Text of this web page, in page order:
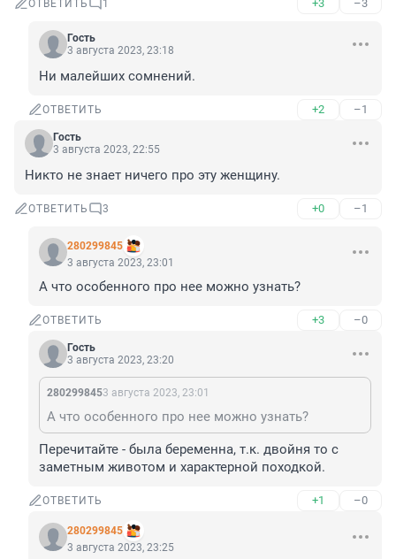
ОТВЕТИТЬ 1 +3 –3
Гость
3 августа 2023, 23:18
Ни малейших сомнений.
ОТВЕТИТЬ +2 –1
Гость
3 августа 2023, 22:55
Никто не знает ничего про эту женщину.
ОТВЕТИТЬ 3 +0 –1
280299845
3 августа 2023, 23:01
А что особенного про нее можно узнать?
ОТВЕТИТЬ +3 –0
Гость
3 августа 2023, 23:20
2802998453 августа 2023, 23:01
А что особенного про нее можно узнать?
Перечитайте - была беременна, т.к. двойня то с
заметным животом и характерной походкой.
ОТВЕТИТЬ +1 –0
280299845
3 августа 2023, 23:25